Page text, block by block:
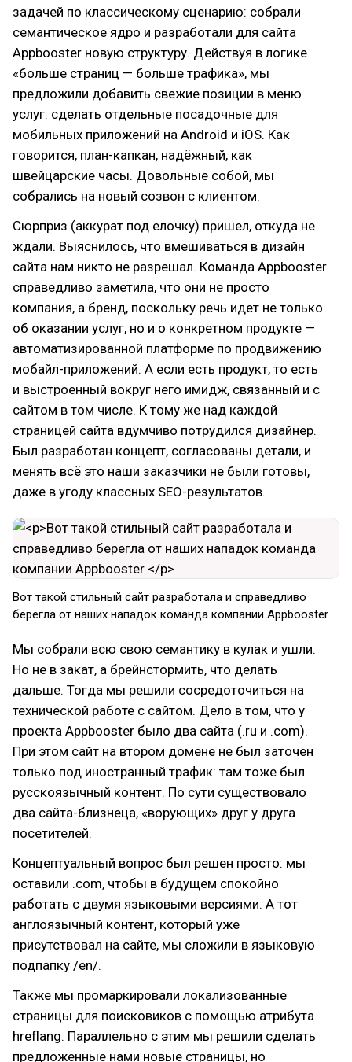
задачей по классическому сценарию: собрали
семантическое ядро и разработали для сайта
Appbooster новую структуру. Действуя в логике
«больше страниц — больше трафика», мы
предложили добавить свежие позиции в меню
услуг: сделать отдельные посадочные для
мобильных приложений на Android и iOS. Как
говорится, план-капкан, надёжный, как
швейцарские часы. Довольные собой, мы
собрались на новый созвон с клиентом.
Сюрприз (аккурат под елочку) пришел, откуда не
ждали. Выяснилось, что вмешиваться в дизайн
сайта нам никто не разрешал. Команда Appbooster
справедливо заметила, что они не просто
компания, а бренд, поскольку речь идет не только
об оказании услуг, но и о конкретном продукте —
автоматизированной платформе по продвижению
мобайл-приложений. А если есть продукт, то есть
и выстроенный вокруг него имидж, связанный и с
сайтом в том числе. К тому же над каждой
страницей сайта вдумчиво потрудился дизайнер.
Был разработан концепт, согласованы детали, и
менять всё это наши заказчики не были готовы,
даже в угоду классных SEO-результатов.
Вот такой стильный сайт разработала и справедливо
берегла от наших нападок команда компании Appbooster
Мы собрали всю свою семантику в кулак и ушли.
Но не в закат, а брейнстормить, что делать
дальше. Тогда мы решили сосредоточиться на
технической работе с сайтом. Дело в том, что у
проекта Appbooster было два сайта (.ru и .com).
При этом сайт на втором домене не был заточен
только под иностранный трафик: там тоже был
русскоязычный контент. По сути существовало
два сайта-близнеца, «ворующих» друг у друга
посетителей.
Концептуальный вопрос был решен просто: мы
оставили .com, чтобы в будущем спокойно
работать с двумя языковыми версиями. А тот
англоязычный контент, который уже
присутствовал на сайте, мы сложили в языковую
подпапку /en/.
Также мы промаркировали локализованные
страницы для поисковиков с помощью атрибута
hreflang. Параллельно с этим мы решили сделать
предложенные нами новые страницы, но